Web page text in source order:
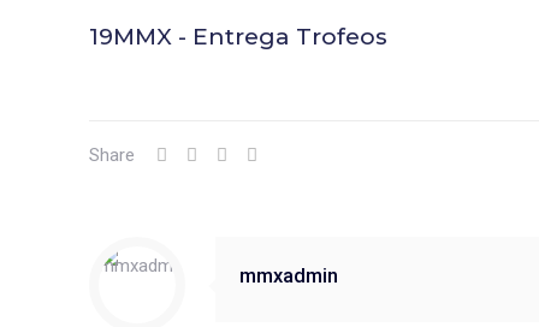
19MMX - Entrega Trofeos
Share
mmxadmin